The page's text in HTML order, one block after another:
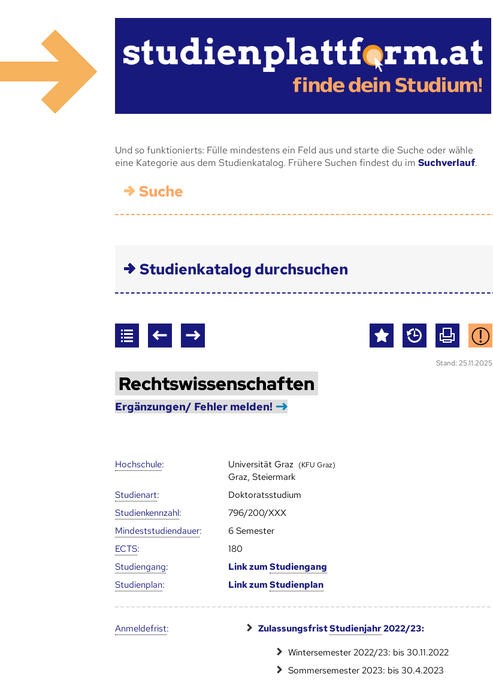
Und so funktionierts: Fülle mindestens ein Feld aus und starte die Suche oder wähle
eine Kategorie aus dem Studienkatalog. Frühere Suchen findest du im Suchverlauf.
Suche
Studienkatalog durchsuchen
Stand: 25.11.2025
Rechtswissenschaften
Ergänzungen/ Fehler melden!
Hoch­schule: Universität Graz (KFU Graz)
Graz, Steiermark
Studienart:
Doktoratsstudium
Studien­kenn­zahl:
796/200/XXX
Mindest­studien­dauer:
6 Semester
ECTS:
180
Studien­gang: Link zum Studien­gang
Studien­plan: Link zum Studien­plan
Anmelde­frist: ZulassungsfristStudienjahr2022/23:
Wintersemester 2022/23: bis 30.11.2022
Sommersemester 2023: bis 30.4.2023